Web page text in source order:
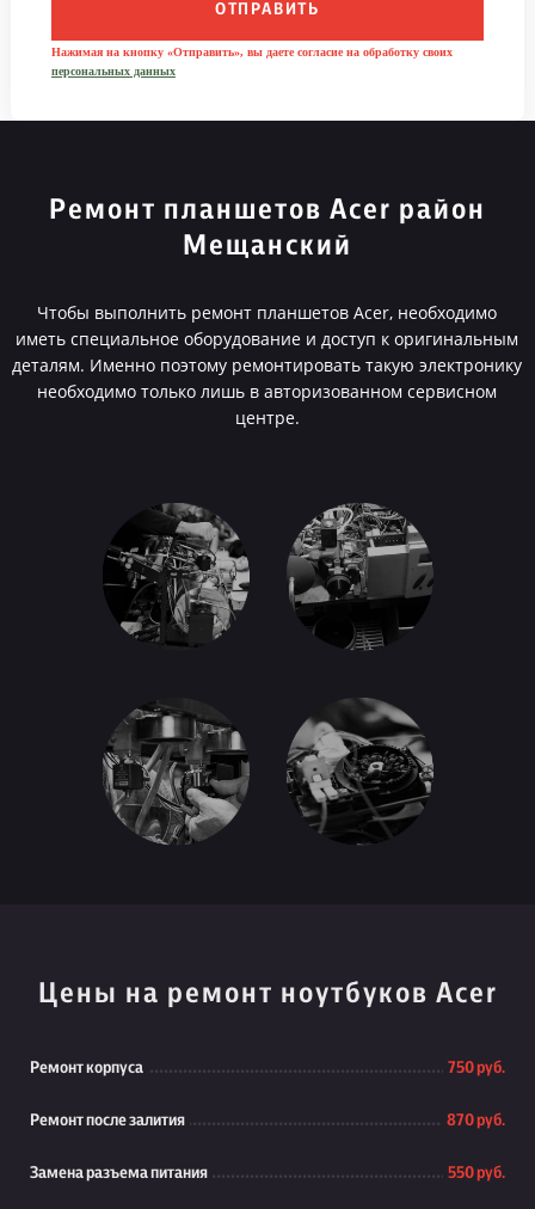
ОТПРАВИТЬ
Нажимая на кнопку «Отправить», вы даете согласие на обработку своих
персональных данных
Ремонт планшетов Acer район
Мещанский
Чтобы выполнить ремонт планшетов Acer, необходимо
иметь специальное оборудование и доступ к оригинальным
деталям. Именно поэтому ремонтировать такую электронику
необходимо только лишь в авторизованном сервисном
центре.
Цены на ремонт ноутбуков Acer
Ремонт корпуса 750 руб.
Ремонт после залития 870 руб.
Замена разъема питания 550 руб.